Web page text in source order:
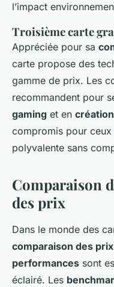
l’impact
Troisième carte
Appréciée pour sa
carte propose des
gamme de prix. Les
recommandent pour
gaming et en
compromis pour
polyvalente sans
Comparaison
des prix
Dans le monde des
comparaison des prix
performances sont
éclairé. Les